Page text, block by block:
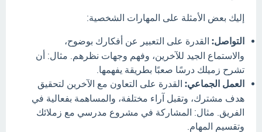
إليك بعض الأمثلة على المهارات الشخصية:
التواصل: القدرة على التعبير عن أفكارك بوضوح،
والاستماع الجيد للآخرين، وفهم وجهات نظرهم. مثال: أن
تشرح زميلك درسًا صعبًا بطريقة يفهمها.
العمل الجماعي: القدرة على التعاون مع الآخرين لتحقيق
هدف مشترك، وتقبل آراء مختلفة، والمساهمة بفعالية في
الفريق. مثال: المشاركة في مشروع مدرسي مع زملائك
وتقسيم المهام.